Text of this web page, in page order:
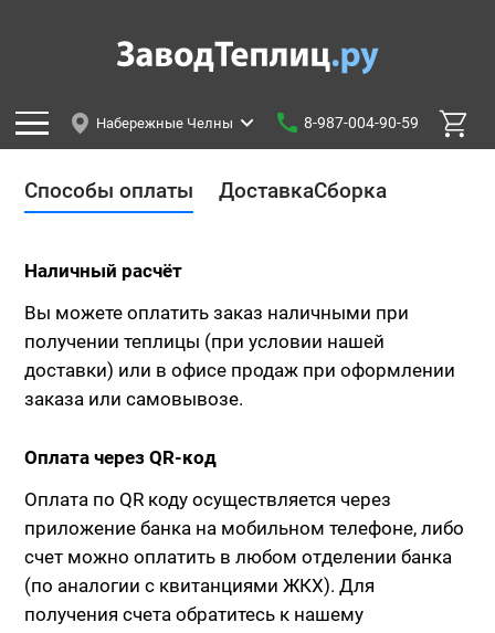
Набережные Челны 8-987-004-90-59
Способы оплаты ДоставкаСборка
Наличный расчёт
Вы можете оплатить заказ наличными при
получении теплицы (при условии нашей
доставки) или в офисе продаж при оформлении
заказа или самовывозе.
Оплата через QR-код
Оплата по QR коду осуществляется через
приложение банка на мобильном телефоне, либо
счет можно оплатить в любом отделении банка
(по аналогии с квитанциями ЖКХ). Для
получения счета обратитесь к нашему